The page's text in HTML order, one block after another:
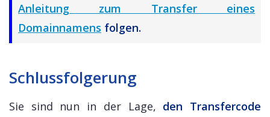
Anleitung zum Transfer eines
Domainnamens folgen.
Schlussfolgerung
Sie sind nun in der Lage, den Transfercode